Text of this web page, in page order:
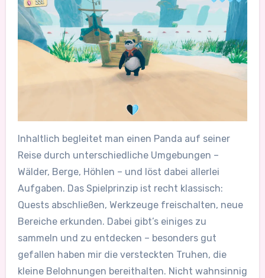
Inhaltlich begleitet man einen Panda auf seiner
Reise durch unterschiedliche Umgebungen –
Wälder, Berge, Höhlen – und löst dabei allerlei
Aufgaben. Das Spielprinzip ist recht klassisch:
Quests abschließen, Werkzeuge freischalten, neue
Bereiche erkunden. Dabei gibt’s einiges zu
sammeln und zu entdecken – besonders gut
gefallen haben mir die versteckten Truhen, die
kleine Belohnungen bereithalten. Nicht wahnsinnig